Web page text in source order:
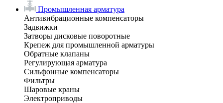
Промышленная арматура
Антивибрационные компенсаторы
Задвижки
Затворы дисковые поворотные
Крепеж для промышленной арматуры
Обратные клапаны
Регулирующая арматура
Сильфонные компенсаторы
Фильтры
Шаровые краны
Электроприводы